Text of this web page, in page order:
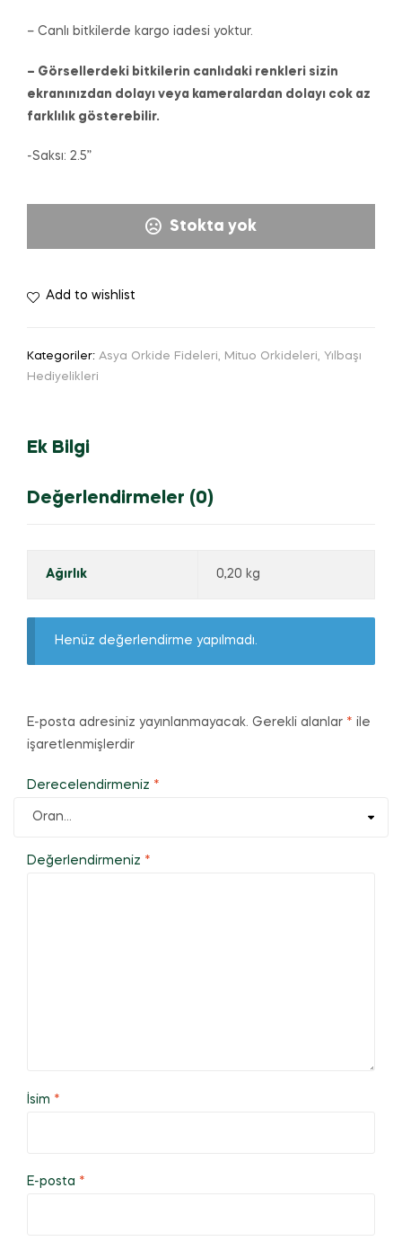
– Canlı bitkilerde kargo iadesi yoktur.
– Görsellerdeki bitkilerin canlıdaki renkleri sizin
ekranınızdan dolayı veya kameralardan dolayı cok az
farklılık gösterebilir.
-Saksı: 2.5”
Stokta yok
Add to wishlist
Kategoriler: Asya Orkide Fideleri, Mituo Orkideleri, Yılbaşı
Hediyelikleri
Ek Bilgi
Değerlendirmeler (0)
Ağırlık 0,20 kg
Henüz değerlendirme yapılmadı.
E-posta adresiniz yayınlanmayacak. Gerekli alanlar * ile
işaretlenmişlerdir
Derecelendirmeniz *
Değerlendirmeniz *
İsim *
E-posta *